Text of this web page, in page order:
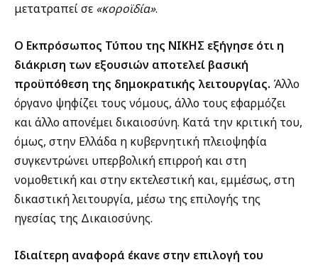
μετατραπεί σε «κοροϊδία».
Ο Εκπρόσωπος Τύπου της ΝΙΚΗΣ εξήγησε ότι η
διάκριση των εξουσιών αποτελεί βασική
προϋπόθεση της δημοκρατικής λειτουργίας. Άλλο
όργανο ψηφίζει τους νόμους, άλλο τους εφαρμόζει
και άλλο απονέμει δικαιοσύνη. Κατά την κριτική του,
όμως, στην Ελλάδα η κυβερνητική πλειοψηφία
συγκεντρώνει υπερβολική επιρροή και στη
νομοθετική και στην εκτελεστική και, εμμέσως, στη
δικαστική λειτουργία, μέσω της επιλογής της
ηγεσίας της Δικαιοσύνης.
Ιδιαίτερη αναφορά έκανε στην επιλογή του